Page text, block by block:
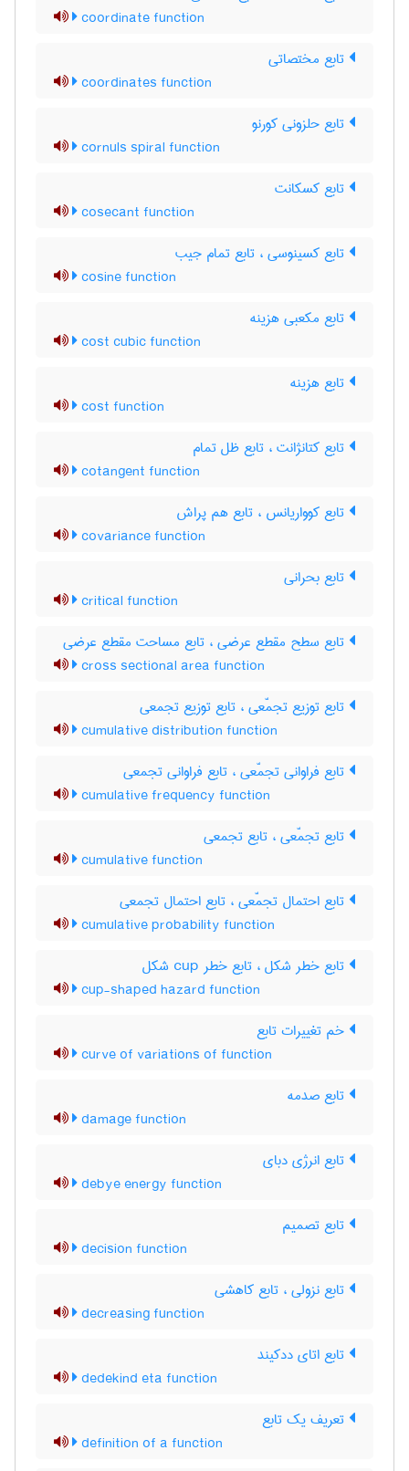
coordinate function
تابع مختصاتی
coordinates function
تابع حلزونی کورنو
cornuls spiral function
تابع کسکانت
cosecant function
تابع کسینوسی ، تابع تمام جیب
cosine function
تابع مکعبی هزینه
cost cubic function
تابع هزینه
cost function
تابع کتانژانت ، تابع ظل تمام
cotangent function
تابع کوواریانس ، تابع هم پراش
covariance function
تابع بحرانی
critical function
تابع سطح مقطع عرضی ، تابع مساحت مقطع عرضی
cross sectional area function
تابع توزیع تجمّعی ، تابع توزیع تجمعی
cumulative distribution function
تابع فراوانی تجمّعی ، تابع فراوانی تجمعی
cumulative frequency function
تابع تجمّعی ، تابع تجمعی
cumulative function
تابع احتمال تجمّعی ، تابع احتمال تجمعی
cumulative probability function
تابع خطر شکل ، تابع خطر ‌c‌u‌p شکل
cup-shaped hazard function
خم تغییرات تابع
curve of variations of function
تابع صدمه
damage function
تابع انرژی دبای
debye energy function
تابع تصمیم
decision function
تابع نزولی ، تابع کاهشی
decreasing function
تابع اتای ددکیند
dedekind eta function
تعریف یک تابع
definition of a function